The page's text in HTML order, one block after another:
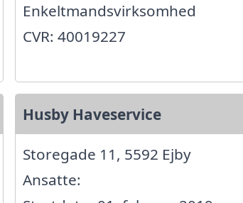
Enkeltmandsvirksomhed
CVR: 40019227
Husby Haveservice
Storegade 11, 5592 Ejby
Ansatte: